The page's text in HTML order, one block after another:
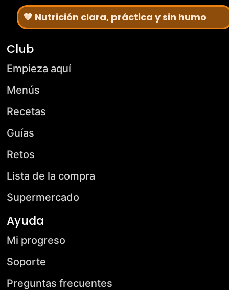
🧡 Nutrición clara, práctica y sin humo
Club
Empieza aquí
Menús
Recetas
Guías
Retos
Lista de la compra
Supermercado
Ayuda
Mi progreso
Soporte
Preguntas frecuentes